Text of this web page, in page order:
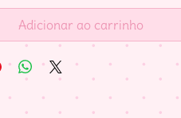
Adicionar ao carrinho